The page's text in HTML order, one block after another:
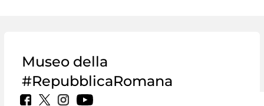
Museo della
#RepubblicaRomana